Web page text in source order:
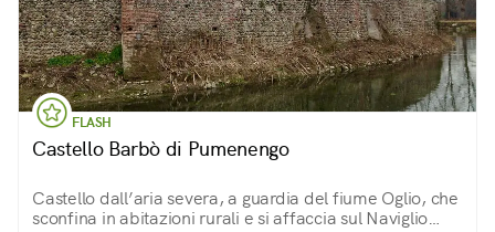
FLASH
Castello Barbò di Pumenengo
Castello dall’aria severa, a guardia del fiume Oglio, che
sconfina in abitazioni rurali e si affaccia sul Naviglio